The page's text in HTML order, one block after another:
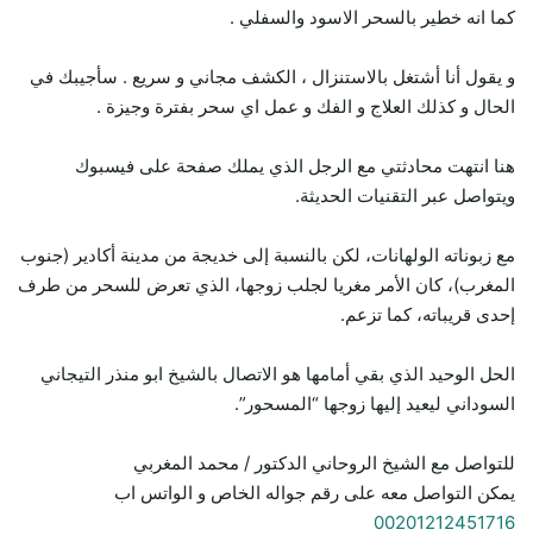
كما انه خطير بالسحر الاسود والسفلي .
و يقول أنا أشتغل بالاستنزال ، الكشف مجاني و سريع . سأجيبك في
الحال و كذلك العلاج و الفك و عمل اي سحر بفترة وجيزة .
هنا انتهت محادثتي مع الرجل الذي يملك صفحة على فيسبوك
ويتواصل عبر التقنيات الحديثة.
مع زبوناته الولهانات، لكن بالنسبة إلى خديجة من مدينة أكادير (جنوب
المغرب)، كان الأمر مغريا لجلب زوجها، الذي تعرض للسحر من طرف
إحدى قريباته، كما تزعم.
الحل الوحيد الذي بقي أمامها هو الاتصال بالشيخ ابو منذر التيجاني
السوداني ليعيد إليها زوجها “المسحور”.
للتواصل مع الشيخ الروحاني الدكتور / محمد المغربي
يمكن التواصل معه على رقم جواله الخاص و الواتس اب
00201212451716